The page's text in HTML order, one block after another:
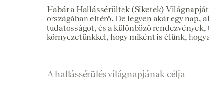
Habár a Hallássérültek (Siketek)
országában eltérő. De legyen akár egy nap,
tudatosságot, és a különböző
környezetünkkel, hogy miként is élünk,
A hallássérülés világnapjának célja